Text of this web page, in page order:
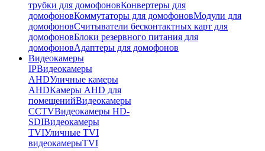
трубки для домофоновКонвертеры для
домофоновКоммутаторы для домофоновМодули для
домофоновСчитыватели бесконтактных карт для
домофоновБлоки резервного питания для
домофоновАдаптеры для домофонов
Видеокамеры
IPВидеокамеры
AHDУличные камеры
AHDКамеры AHD для
помещенийВидеокамеры
CCTVВидеокамеры HD-
SDIВидеокамеры
TVIУличные TVI
видеокамерыTVI